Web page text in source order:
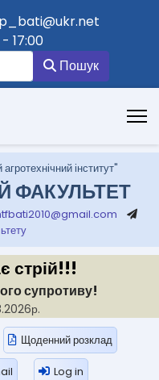
17:00
Пошук
інститут"
ФАКУЛЬТЕТ
стрій!!!
супротиву!
Щоденний розклад
Log in